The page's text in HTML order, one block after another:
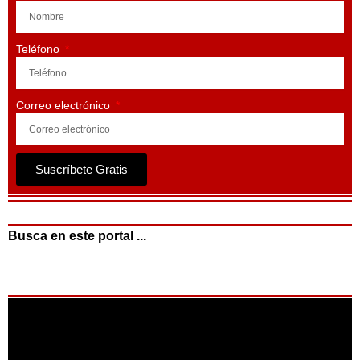
Teléfono
Correo electrónico
Suscríbete Gratis
Busca en este portal ...